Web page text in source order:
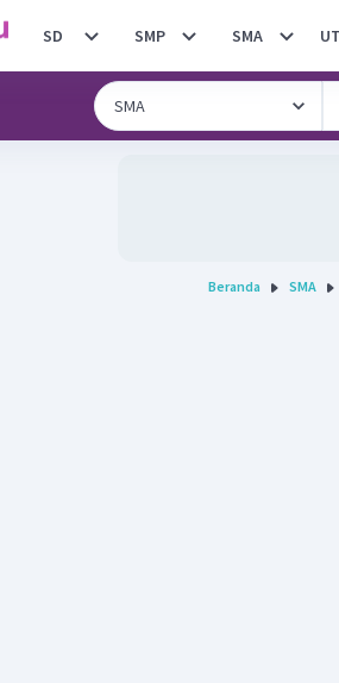
SD SMP SMA
Beranda SMA